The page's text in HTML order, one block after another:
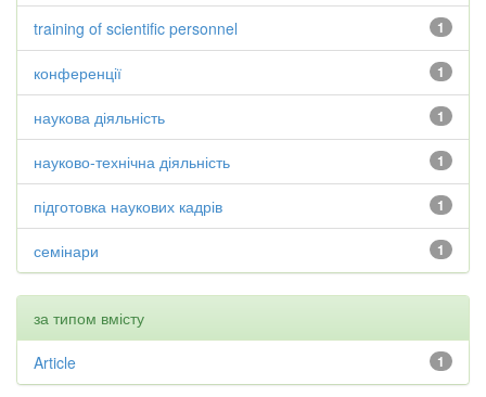
1
training of scientific personnel
1
конференції
1
наукова діяльність
1
науково-технічна діяльність
1
підготовка наукових кадрів
1
семінари
за типом вмісту
1
Article